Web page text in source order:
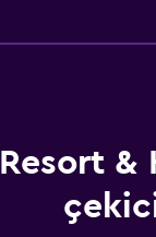
&